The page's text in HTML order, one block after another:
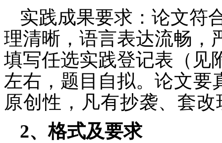
实践成果要求：论文符
理清晰，语言表达流畅，
填写任选实践登记表（见
左右， 题目自拟。 论文要
原创性，凡有抄袭、套
2、格式及要求